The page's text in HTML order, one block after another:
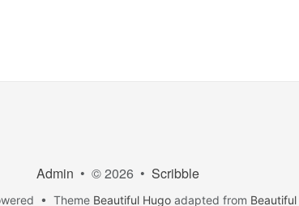
Admin • © 2026 • Scribble
• Theme Beautiful Hugoadapted from